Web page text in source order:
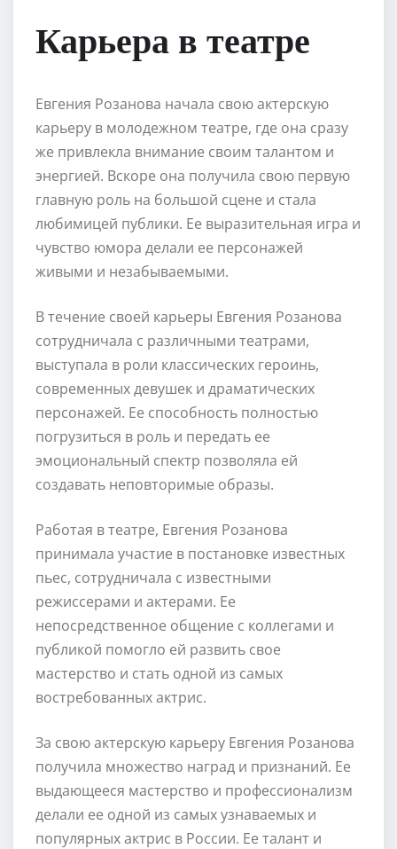
Карьера в театре
Евгения Розанова начала свою актерскую
карьеру в молодежном театре, где она сразу
же привлекла внимание своим талантом и
энергией. Вскоре она получила свою первую
главную роль на большой сцене и стала
любимицей публики. Ее выразительная игра и
чувство юмора делали ее персонажей
живыми и незабываемыми.
В течение своей карьеры Евгения Розанова
сотрудничала с различными театрами,
выступала в роли классических героинь,
современных девушек и драматических
персонажей. Ее способность полностью
погрузиться в роль и передать ее
эмоциональный спектр позволяла ей
создавать неповторимые образы.
Работая в театре, Евгения Розанова
принимала участие в постановке известных
пьес, сотрудничала с известными
режиссерами и актерами. Ее
непосредственное общение с коллегами и
публикой помогло ей развить свое
мастерство и стать одной из самых
востребованных актрис.
За свою актерскую карьеру Евгения Розанова
получила множество наград и признаний. Ее
выдающееся мастерство и профессионализм
делали ее одной из самых узнаваемых и
популярных актрис в России. Ее талант и